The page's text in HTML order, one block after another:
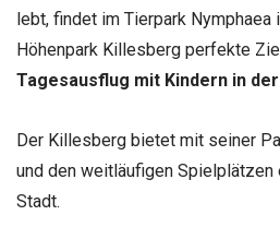
lebt, findet im Tierpark Nymphaea
Höhenpark Killesberg perfekte
Tagesausflug mit Kindern in der
Der Killesberg bietet mit seiner
und den weitläufigen Spielplätzen
Stadt.